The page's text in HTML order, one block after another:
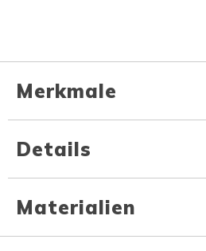
Merkmale
Details
Materialien